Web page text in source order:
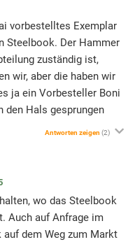
vorbestelltes Exemplar
Steelbook. Der Hammer
zuständig ist,
wir, aber die haben wir
ja ein Vorbesteller Boni
den Hals gesprungen
Antworten zeigen (2)
wo das Steelbook
Auch auf Anfrage im
dem Weg zum Markt